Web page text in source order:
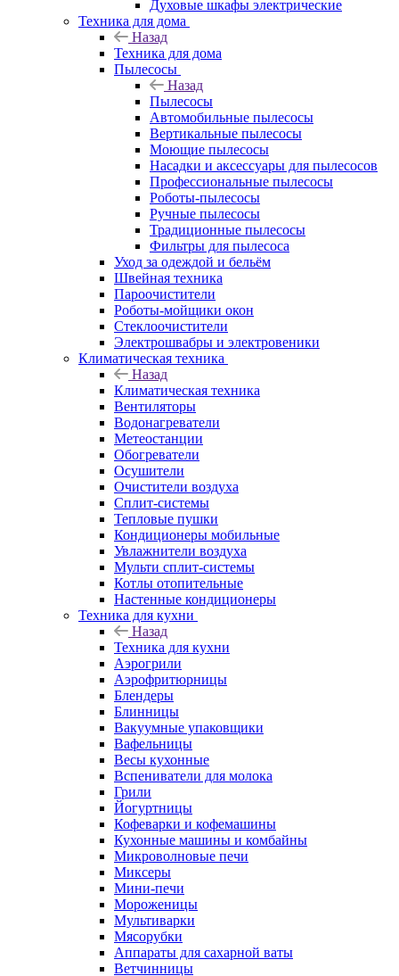
Духовые шкафы электрические
Техника для дома
Назад
Техника для дома
Пылесосы
Назад
Пылесосы
Автомобильные пылесосы
Вертикальные пылесосы
Моющие пылесосы
Насадки и аксессуары для пылесосов
Профессиональные пылесосы
Роботы-пылесосы
Ручные пылесосы
Традиционные пылесосы
Фильтры для пылесоса
Уход за одеждой и бельём
Швейная техника
Пароочистители
Роботы-мойщики окон
Стеклоочистители
Электрошвабры и электровеники
Климатическая техника
Назад
Климатическая техника
Вентиляторы
Водонагреватели
Метеостанции
Обогреватели
Осушители
Очистители воздуха
Сплит-системы
Тепловые пушки
Кондиционеры мобильные
Увлажнители воздуха
Мульти сплит-системы
Котлы отопительные
Настенные кондиционеры
Техника для кухни
Назад
Техника для кухни
Аэрогрили
Аэрофритюрницы
Блендеры
Блинницы
Вакуумные упаковщики
Вафельницы
Весы кухонные
Вспениватели для молока
Грили
Йогуртницы
Кофеварки и кофемашины
Кухонные машины и комбайны
Микроволновые печи
Миксеры
Мини-печи
Мороженицы
Мультиварки
Мясорубки
Аппараты для сахарной ваты
Ветчинницы